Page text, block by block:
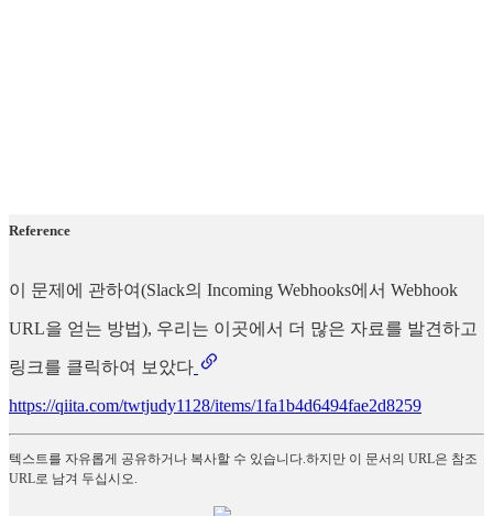
Reference
이 문제에 관하여(Slack의 Incoming Webhooks에서 Webhook
URL을 얻는 방법), 우리는 이곳에서 더 많은 자료를 발견하고
링크를 클릭하여 보았다
https://qiita.com/twtjudy1128/items/1fa1b4d6494fae2d8259
텍스트를 자유롭게 공유하거나 복사할 수 있습니다.하지만 이 문서의 URL은 참조
URL로 남겨 두십시오.